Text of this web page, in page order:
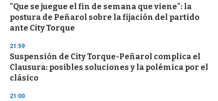
"Que se juegue el fin de semana que viene": la
postura de Peñarol sobre la fijación del partido
ante City Torque
21:59
Suspensión de City Torque-Peñarol complica el
Clausura: posibles soluciones y la polémica por el
clásico
21:00